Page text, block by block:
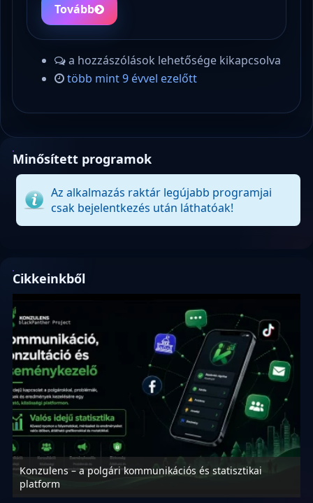
Tovább
a hozzászólások lehetősége kikapcsolva
több mint 9 évvel ezelőtt
Minősített programok
Az alkalmazás raktár legújabb programjai
csak bejelentkezés után láthatóak!
Cikkeinkből
Konzulens – a polgári kommunikációs és statisztikai
platform